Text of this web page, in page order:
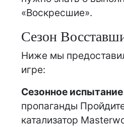
«Воскресшие».
Сезон
Ниже мы
игре:
Сезонное испытание
пропаганды
катализатор